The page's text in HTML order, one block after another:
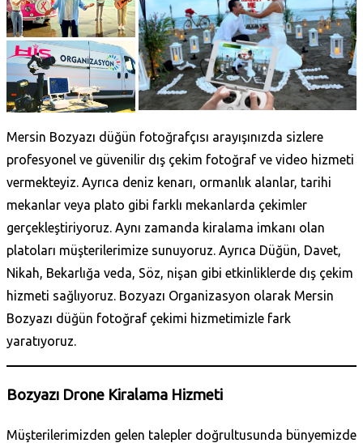
Mersin Bozyazı düğün fotoğrafçısı arayışınızda sizlere
profesyonel ve güvenilir dış çekim fotoğraf ve video hizmeti
vermekteyiz. Ayrıca deniz kenarı, ormanlık alanlar, tarihi
mekanlar veya plato gibi farklı mekanlarda çekimler
gerçekleştiriyoruz. Aynı zamanda kiralama imkanı olan
platoları müşterilerimize sunuyoruz. Ayrıca Düğün, Davet,
Nikah, Bekarlığa veda, Söz, nişan gibi etkinliklerde dış çekim
hizmeti sağlıyoruz. Bozyazı Organizasyon olarak Mersin
Bozyazı düğün fotoğraf çekimi hizmetimizle fark
yaratıyoruz.
Bozyazı Drone Kiralama Hizmeti
Müşterilerimizden gelen talepler doğrultusunda bünyemizde